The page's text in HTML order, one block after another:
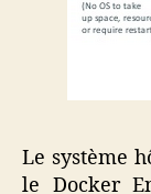
Le système
le Docker